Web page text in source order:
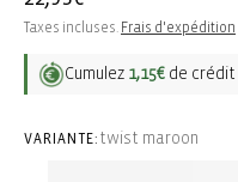
habituel
Taxes incluses. Frais d'expédition
Cumulez 1,15€ de crédit
VARIANTE: twist maroon